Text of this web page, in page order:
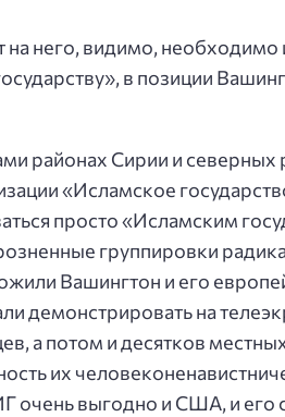
него, видимо, необходимо
в позиции
районах Сирии и северных
«Исламское
просто «Исламским
группировки
Вашингтон и его
демонстрировать на
а потом и десятков
их
очень выгодно и США, и его